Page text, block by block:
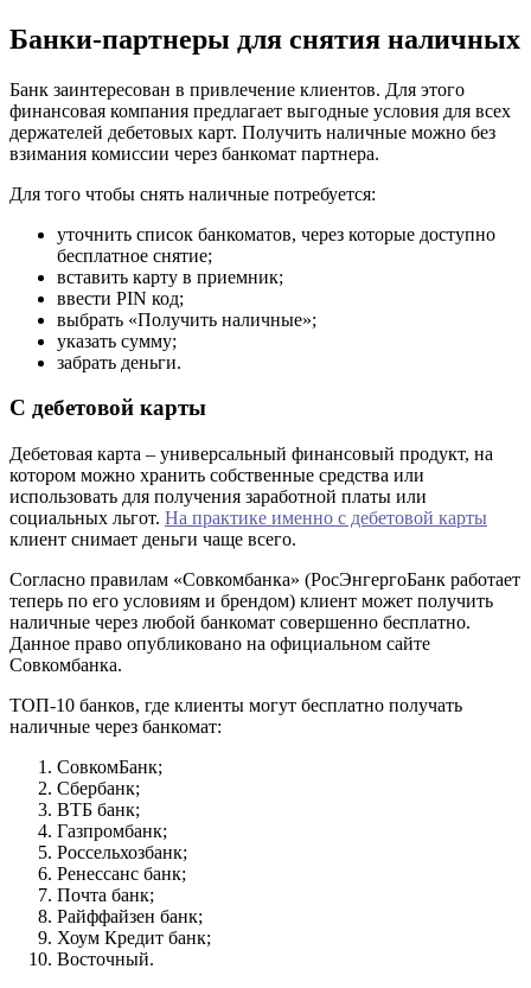
Банки-партнеры для снятия наличных
Банк заинтересован в привлечение клиентов. Для этого
финансовая компания предлагает выгодные условия для всех
держателей дебетовых карт. Получить наличные можно без
взимания комиссии через банкомат партнера.
Для того чтобы снять наличные потребуется:
уточнить список банкоматов, через которые доступно
бесплатное снятие;
вставить карту в приемник;
ввести PIN код;
выбрать «Получить наличные»;
указать сумму;
забрать деньги.
С дебетовой карты
Дебетовая карта – универсальный финансовый продукт, на
котором можно хранить собственные средства или
использовать для получения заработной платы или
социальных льгот. На практике именно с дебетовой карты
клиент снимает деньги чаще всего.
Согласно правилам «Совкомбанка» (РосЭнгергоБанк работает
теперь по его условиям и брендом) клиент может получить
наличные через любой банкомат совершенно бесплатно.
Данное право опубликовано на официальном сайте
Совкомбанка.
ТОП-10 банков, где клиенты могут бесплатно получать
наличные через банкомат:
СовкомБанк;
Сбербанк;
ВТБ банк;
Газпромбанк;
Россельхозбанк;
Ренессанс банк;
Почта банк;
Райффайзен банк;
Хоум Кредит банк;
Восточный.